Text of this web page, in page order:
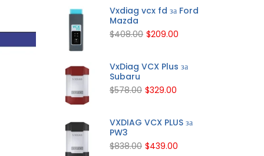
Vxdiag vcx fd за Ford
Mazda
$408.00 $209.00
VxDiag VCX Plus за
Subaru
$578.00 $329.00
VXDIAG VCX PLUS за
PW3
$838.00 $439.00